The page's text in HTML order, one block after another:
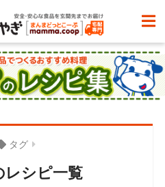
タグ
レシピ一覧